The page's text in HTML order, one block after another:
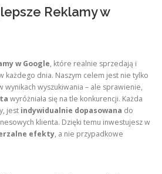
Reklamy w
w Google, które realnie sprzedają i
każdego dnia. Naszym celem jest nie tylko
wyszukiwania – ale sprawienie,
wyróżniała się na tle konkurencji. Każda
jest indywidualnie dopasowana do
klienta. Dzięki temu inwestujesz w
efekty, a nie przypadkowe